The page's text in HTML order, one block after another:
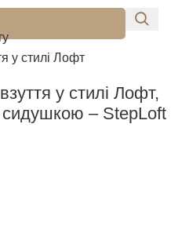
у стилі Лофт,
сидушкою – StepLoft